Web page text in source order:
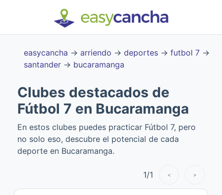
easycancha → arriendo → deportes → futbol 7 →
santander → bucaramanga
Clubes destacados de
Fútbol 7 en Bucaramanga
En estos clubes puedes practicar Fútbol 7, pero
no solo eso, descubre el potencial de cada
deporte en Bucaramanga.
1/1 < >